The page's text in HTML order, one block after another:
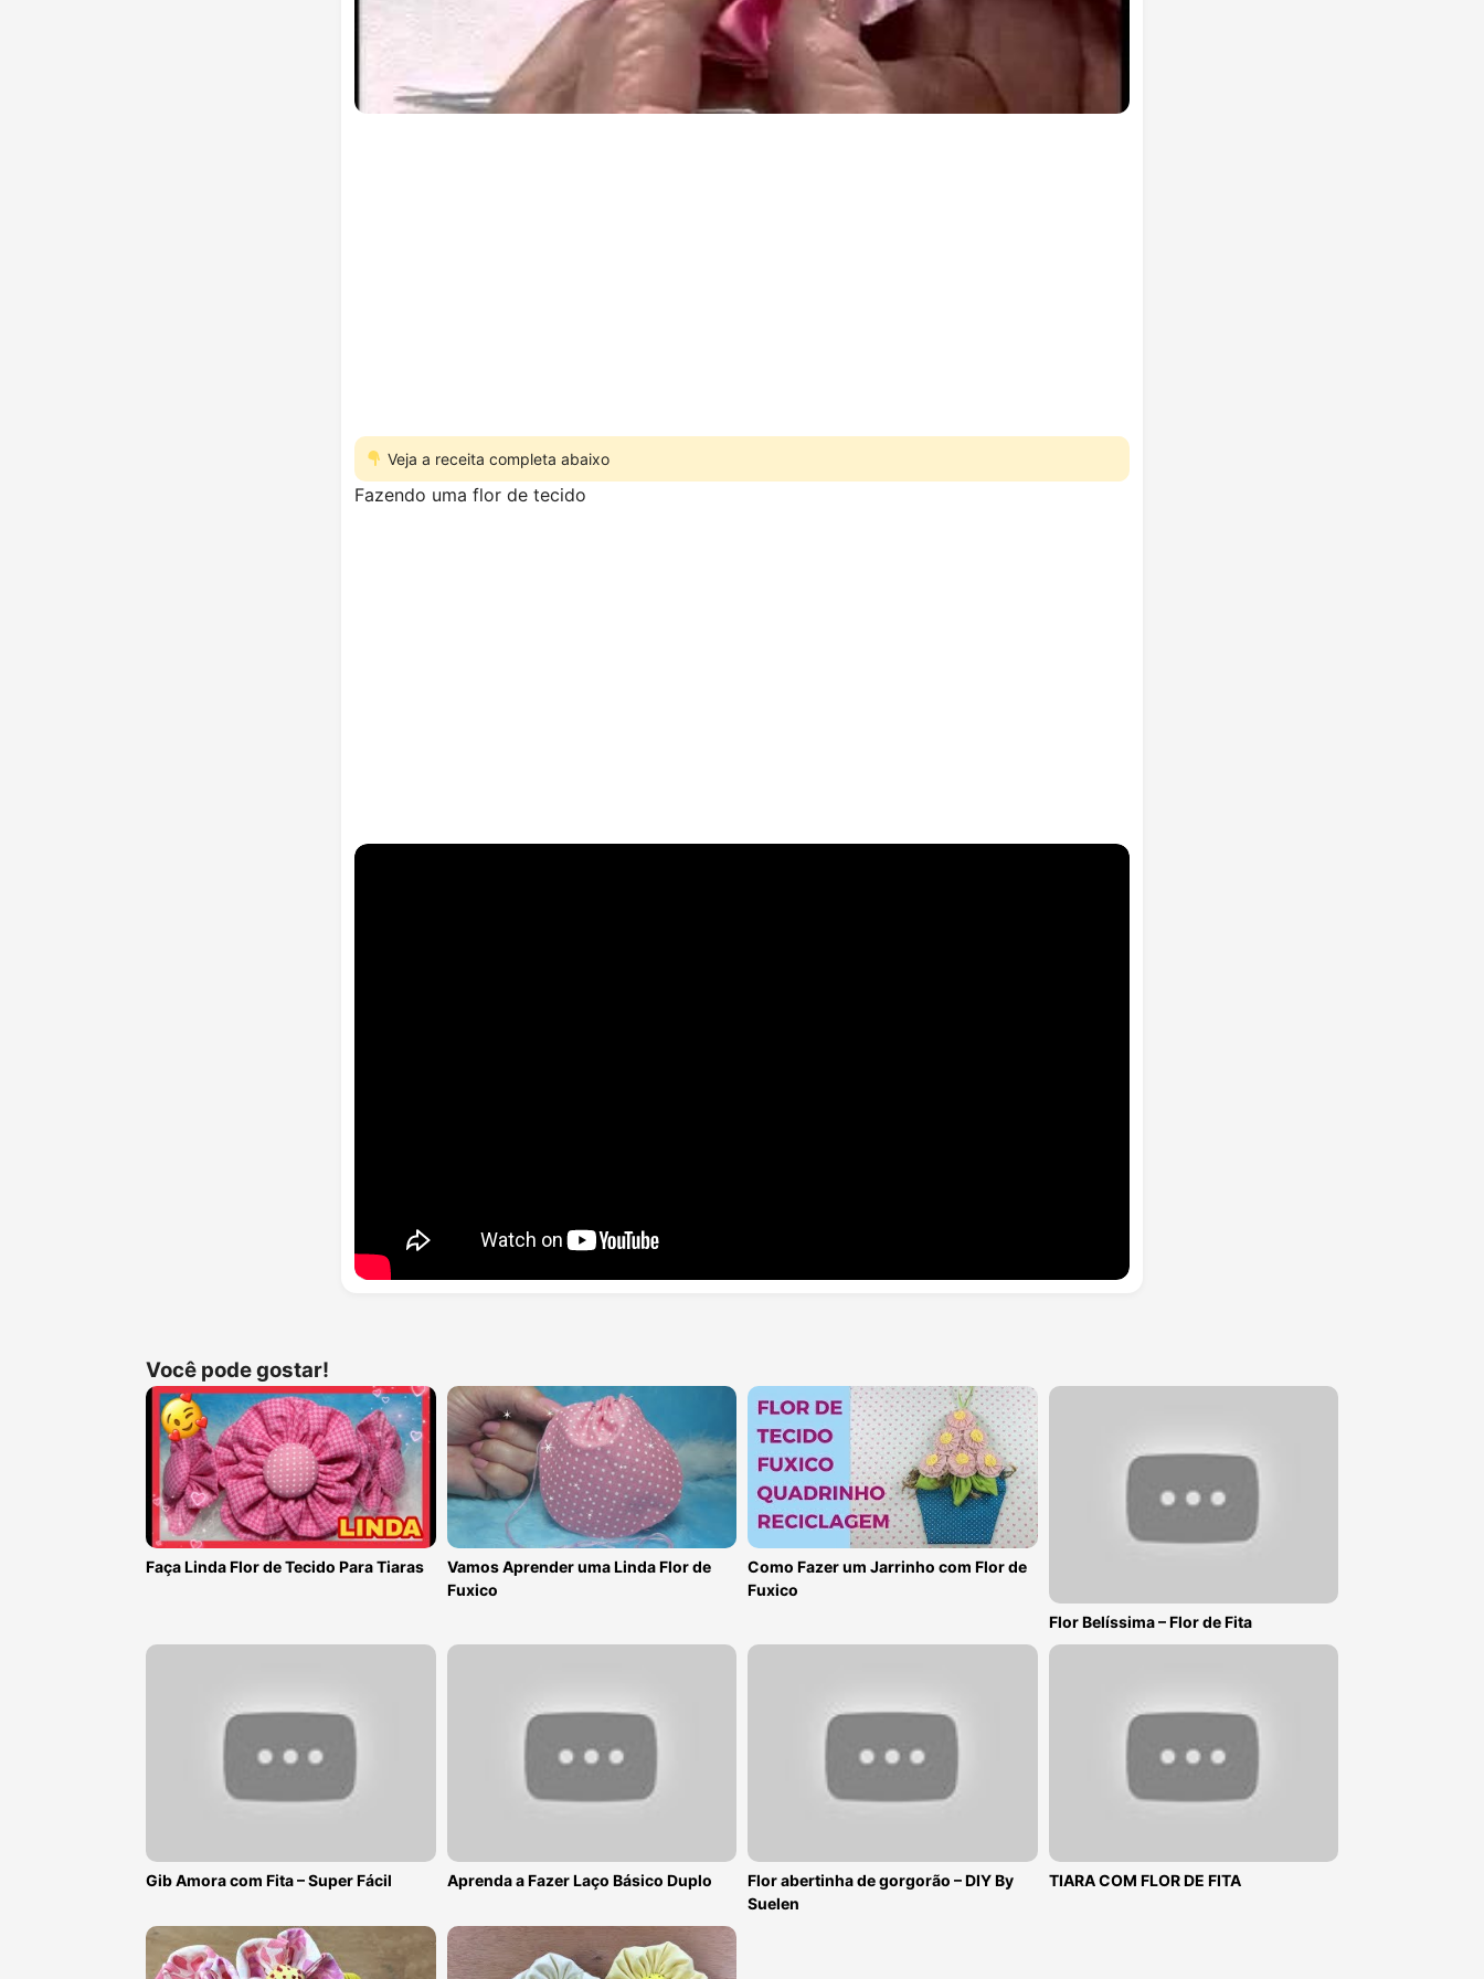
Veja a receita completa abaixo
Fazendo uma flor de tecido
Você pode gostar!
Faça Linda Flor de Tecido Para Tiaras
Vamos Aprender uma Linda Flor de
Fuxico
Como Fazer um Jarrinho com Flor de
Fuxico
Flor Belíssima – Flor de Fita
Gib Amora com Fita – Super Fácil Aprenda a Fazer Laço Básico Duplo
Flor abertinha de gorgorão – DIY By
Suelen
TIARA COM FLOR DE FITA